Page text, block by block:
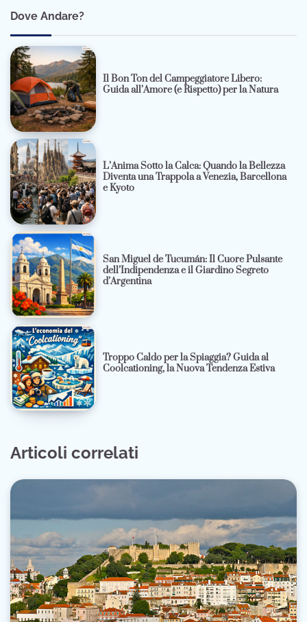
Dove Andare?
Il Bon Ton del Campeggiatore Libero:
Guida all’Amore (e Rispetto) per la Natura
L’Anima Sotto la Calca: Quando la Bellezza
Diventa una Trappola a Venezia, Barcellona
e Kyoto
San Miguel de Tucumán: Il Cuore Pulsante
dell’Indipendenza e il Giardino Segreto
d’Argentina
Troppo Caldo per la Spiaggia? Guida al
Coolcationing, la Nuova Tendenza Estiva
Articoli correlati